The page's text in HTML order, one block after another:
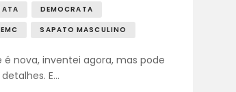
DEMOCRATA
SAPATO MASCULINO
nova, inventei agora, mas pode
E…